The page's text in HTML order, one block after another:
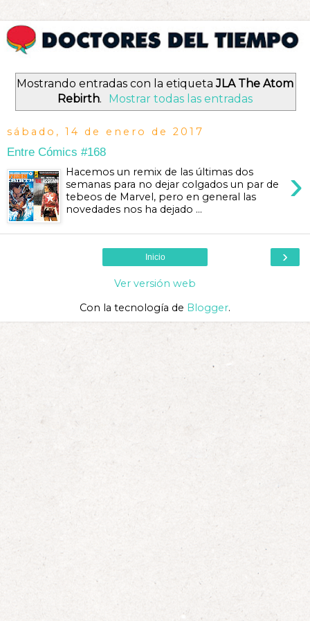
Mostrando entradas con la etiqueta JLA The Atom
Rebirth. Mostrar todas las entradas
sábado, 14 de enero de 2017
Entre Cómics #168
›
Hacemos un remix de las últimas dos
semanas para no dejar colgados un par de
tebeos de Marvel, pero en general las
novedades nos ha dejado ...
›
Inicio
Ver versión web
Con la tecnología de Blogger.